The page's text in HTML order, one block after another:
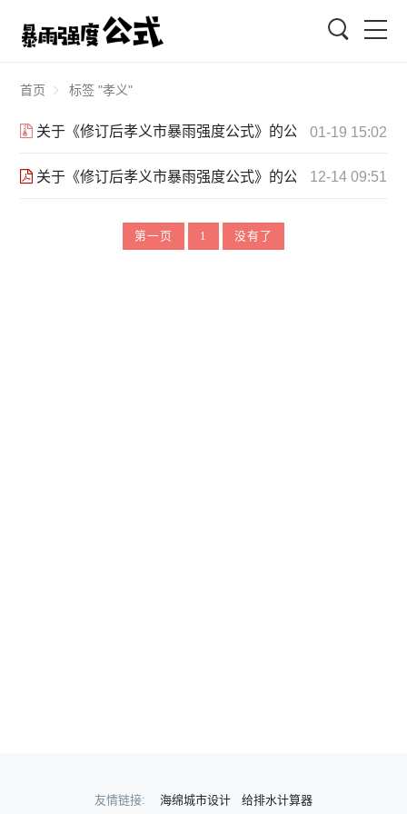
首页 标签 "孝义"
关于《修订后孝义市暴雨强度公式》的公示_2016.1.22.rar
01-19 15:02
关于《修订后孝义市暴雨强度公式》的公示 2016.1.22.pdf
12-14 09:51
第一页 1 没有了
友情链接: 海绵城市设计 给排水计算器